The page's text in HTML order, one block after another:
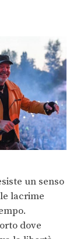
un senso
lacrime
dove